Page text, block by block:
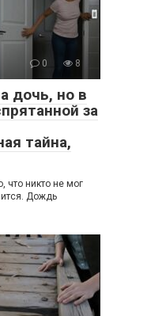
0 8
дочь, но в
за
тайна,
что никто не мог
Дождь